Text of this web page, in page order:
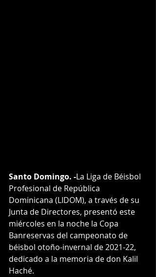
Santo Domingo. -La Liga de Béisbol
Profesional de República
Dominicana (LIDOM), a través de su
Junta de Directores, presentó este
miércoles en la noche la Copa
Banreservas del campeonato de
béisbol otoño-invernal de 2021-22,
dedicado a la memoria de don Kalil
Haché.